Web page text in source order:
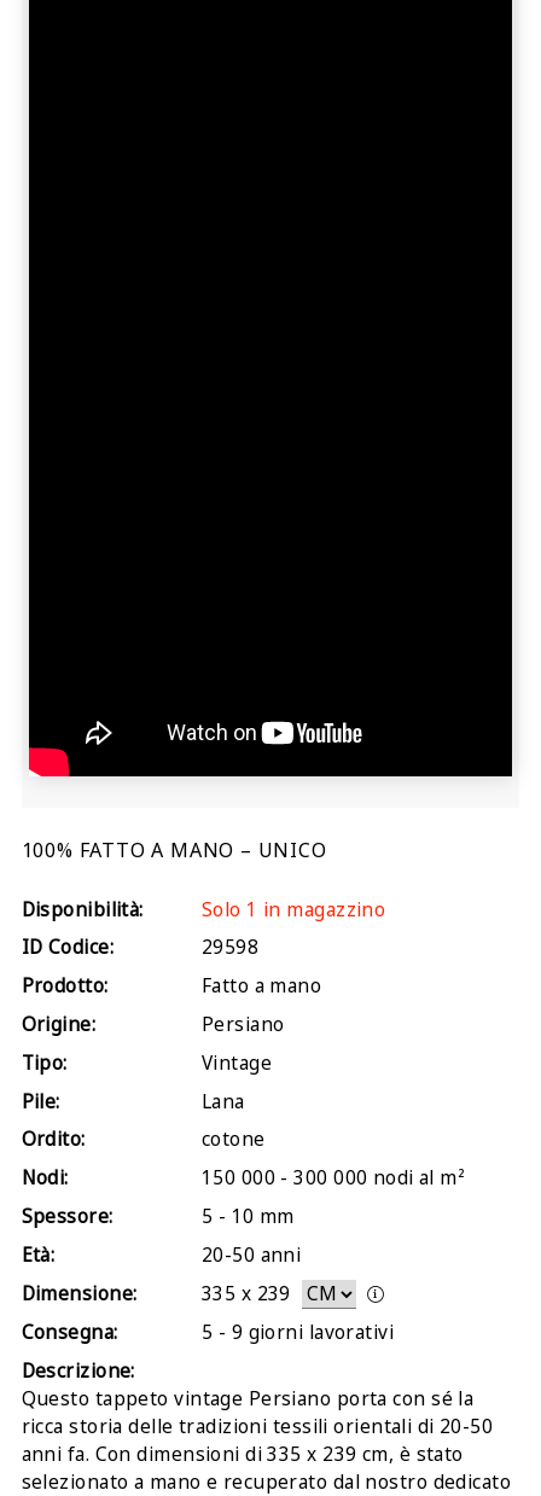
100% FATTO A MANO – UNICO
Disponibilità:
Solo 1 in magazzino
ID Codice:
29598
Prodotto:
Fatto a mano
Origine:
Persiano
Tipo:
Vintage
Pile:
Lana
Ordito:
cotone
Nodi:
150 000 - 300 000 nodi al m²
Spessore:
5 - 10 mm
Età:
20-50 anni
Dimensione:
335 x 239
Consegna:
5 - 9 giorni lavorativi
Descrizione:
Questo tappeto vintage Persiano porta con sé la
ricca storia delle tradizioni tessili orientali di 20-50
anni fa. Con dimensioni di 335 x 239 cm, è stato
selezionato a mano e recuperato dal nostro dedicato